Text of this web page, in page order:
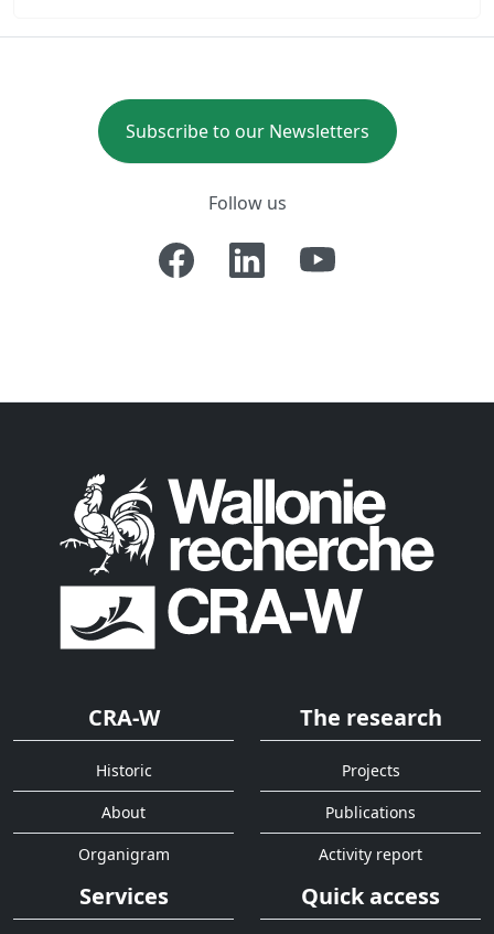
Subscribe to our Newsletters
Follow us
CRA-W
Historic
About
Organigram
The research
Projects
Publications
Activity report
Services Quick access